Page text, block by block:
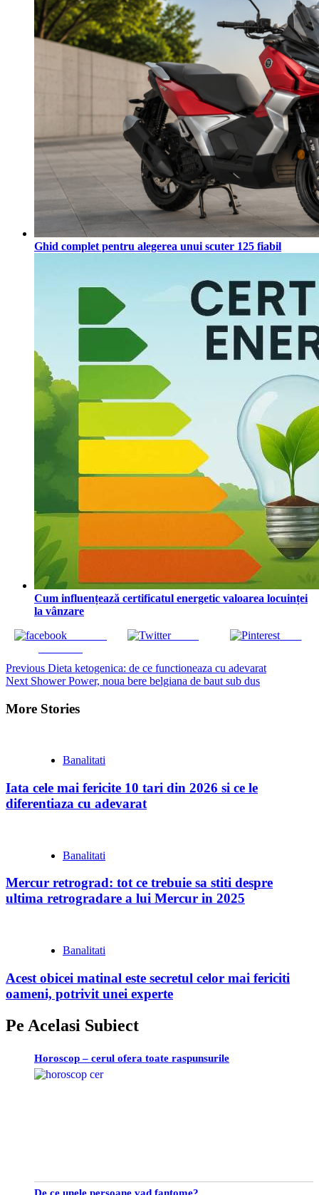
Ghid complet pentru alegerea unui scuter 125 fiabil
Cum influențează certificatul energetic valoarea locuinței
la vânzare
Tweet Save
Continue
Reading
Previous Dieta ketogenica: de ce functioneaza cu adevarat
Next Shower Power, noua bere belgiana de baut sub dus
More Stories
Banalitati
Iata cele mai fericite 10 tari din 2026 si ce le
diferentiaza cu adevarat
Banalitati
Mercur retrograd: tot ce trebuie sa stiti despre
ultima retrogradare a lui Mercur in 2025
Banalitati
Acest obicei matinal este secretul celor mai fericiti
oameni, potrivit unei experte
Pe Acelasi Subiect
Horoscop – cerul ofera toate raspunsurile
De ce unele persoane vad fantome?